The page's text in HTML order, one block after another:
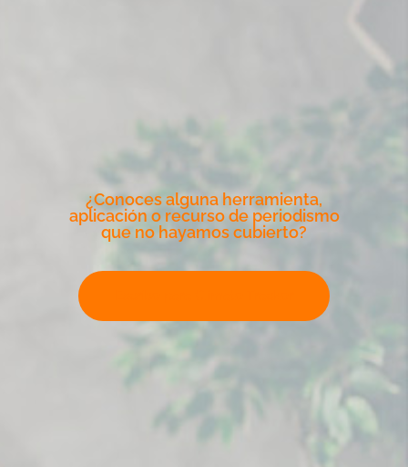
¿Conoces alguna herramienta,
aplicación o recurso de periodismo
que no hayamos cubierto?